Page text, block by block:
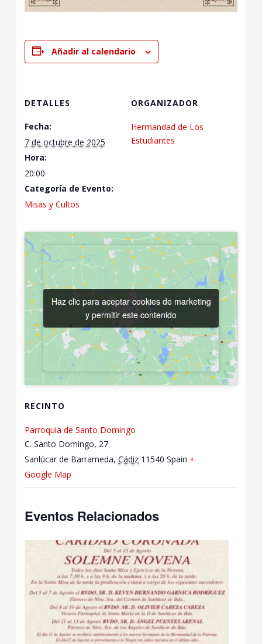
Añadir al calendario
DETALLES
Fecha:
7 de octubre de 2025
Hora:
20:00
Categoría de Evento:
Misas y Cultos
ORGANIZADOR
Hermandad de Los
Estudiantes
RECINTO
Parroquia de Santo Domingo
C. Santo Domingo, 27
Sanlúcar de Barrameda, Cádiz 11540 Spain +
Google Map
Haz clic para aceptar cookies de marketing
y permitir este contenido
Haz clic para aceptar cookies de marketing
y permitir este contenido
Eventos Relacionados